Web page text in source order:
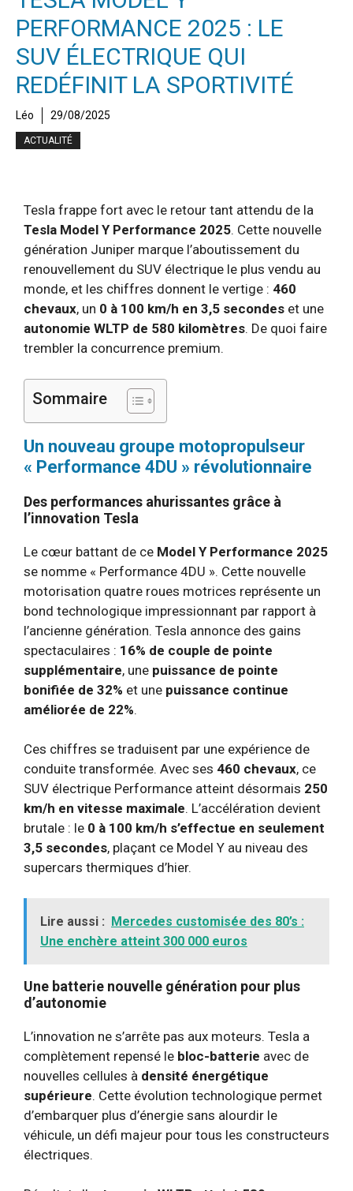
PERFORMANCE 2025 : LE
SUV ÉLECTRIQUE QUI
REDÉFINIT LA SPORTIVITÉ
Léo 29/08/2025
ACTUALITÉ
Tesla frappe fort avec le retour tant attendu de la
Tesla Model Y Performance 2025. Cette nouvelle
génération Juniper marque l’aboutissement du
renouvellement du SUV électrique le plus vendu au
monde, et les chiffres donnent le vertige : 460
chevaux, un 0 à 100 km/h en 3,5 secondes et une
autonomie WLTP de 580 kilomètres. De quoi faire
trembler la concurrence premium.
Sommaire
Un nouveau groupe motopropulseur
« Performance 4DU » révolutionnaire
Des performances ahurissantes grâce à
l’innovation Tesla
Le cœur battant de ce Model Y Performance 2025
se nomme « Performance 4DU ». Cette nouvelle
motorisation quatre roues motrices représente un
bond technologique impressionnant par rapport à
l’ancienne génération. Tesla annonce des gains
spectaculaires : 16% de couple de pointe
supplémentaire, une puissance de pointe
bonifiée de 32% et une puissance continue
améliorée de 22%.
Ces chiffres se traduisent par une expérience de
conduite transformée. Avec ses 460 chevaux, ce
SUV électrique Performance atteint désormais 250
km/h en vitesse maximale. L’accélération devient
brutale : le 0 à 100 km/h s’effectue en seulement
3,5 secondes, plaçant ce Model Y au niveau des
supercars thermiques d’hier.
Lire aussi : Mercedes customisée des 80’s :
Une enchère atteint 300 000 euros
Une batterie nouvelle génération pour plus
d’autonomie
L’innovation ne s’arrête pas aux moteurs. Tesla a
complètement repensé le bloc-batterie avec de
nouvelles cellules à densité énergétique
supérieure. Cette évolution technologique permet
d’embarquer plus d’énergie sans alourdir le
véhicule, un défi majeur pour tous les constructeurs
électriques.